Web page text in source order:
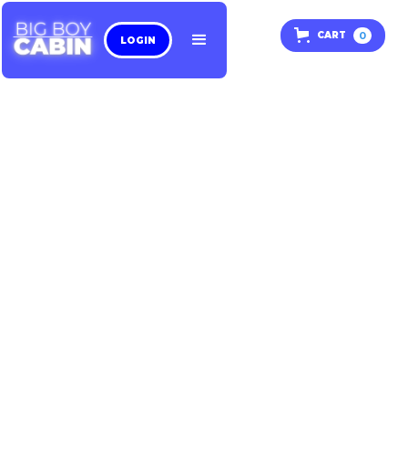
CART 0
LOGIN